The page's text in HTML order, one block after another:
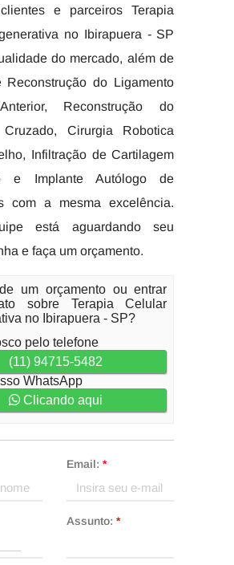
e parceiros Terapia
no Ibirapuera - SP
do mercado, além de
Reconstrução do Ligamento
Reconstrução do
Cruzado, Cirurgia Robotica
Infiltração de Cartilagem
e Implante Autólogo de
com a mesma excelência.
está aguardando seu
e faça um orçamento.
um orçamento ou entrar
sobre Terapia Celular
no Ibirapuera - SP?
pelo telefone
(11) 94715-5482
WhatsApp
Clicando aqui
Email: *
Assunto: *